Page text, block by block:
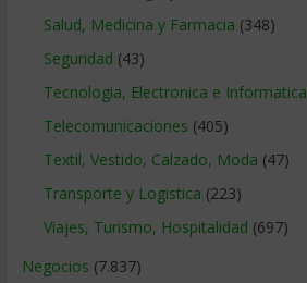
Salud, Medicina y Farmacia (348)
Seguridad (43)
Tecnologia, Electronica e Informatica
Telecomunicaciones (405)
Textil, Vestido, Calzado, Moda (47)
Transporte y Logistica (223)
Viajes, Turismo, Hospitalidad (697)
Negocios (7.837)